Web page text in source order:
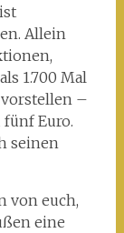
Allein
1.700 Mal
vorstellen –
Euro.
seinen
von euch,
eine